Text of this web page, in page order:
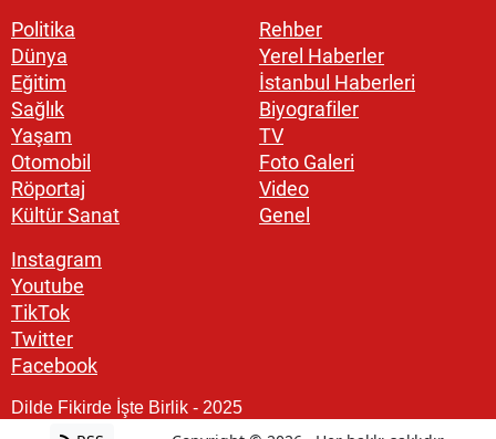
Politika
Dünya
Eğitim
Sağlık
Yaşam
Otomobil
Röportaj
Kültür Sanat
Rehber
Yerel Haberler
İstanbul Haberleri
Biyografiler
TV
Foto Galeri
Video
Genel
Instagram
Youtube
TikTok
Twitter
Facebook
Dilde Fikirde İşte Birlik - 2025